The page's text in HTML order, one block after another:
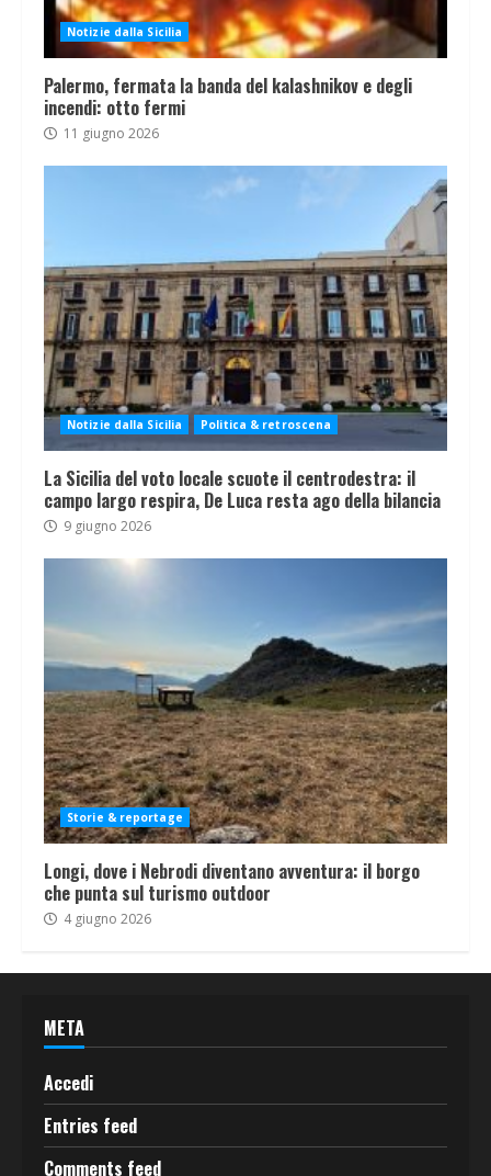
Notizie dalla Sicilia
Palermo, fermata la banda del kalashnikov e degli
incendi: otto fermi
11 giugno 2026
Notizie dalla Sicilia Politica & retroscena
La Sicilia del voto locale scuote il centrodestra: il
campo largo respira, De Luca resta ago della bilancia
9 giugno 2026
Storie & reportage
Longi, dove i Nebrodi diventano avventura: il borgo
che punta sul turismo outdoor
4 giugno 2026
META
Accedi
Entries feed
Comments feed